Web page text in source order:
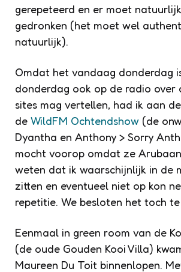
gerepeteerd en er moet
gedronken (het moet wel
natuurlijk).
Omdat het vandaag donderdag
donderdag ook op de radio over
sites mag vertellen, had ik aan
de WildFM Ochtendshow (de
Dyantha en Anthony > Sorry
mocht voorop omdat ze
weten dat ik waarschijnlijk in de
zitten en eventueel niet op kon
repetitie. We besloten het toch
Eenmaal in green room van de
(de oude Gouden Kooi Villa)
Maureen Du Toit binnenlopen.